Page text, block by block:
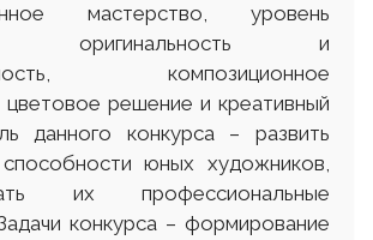
мастерство, уровень
оригинальность и
композиционное
цветовое решение и креативный
данного конкурса – развить
способности юных художников,
их профессиональные
конкурса – формирование